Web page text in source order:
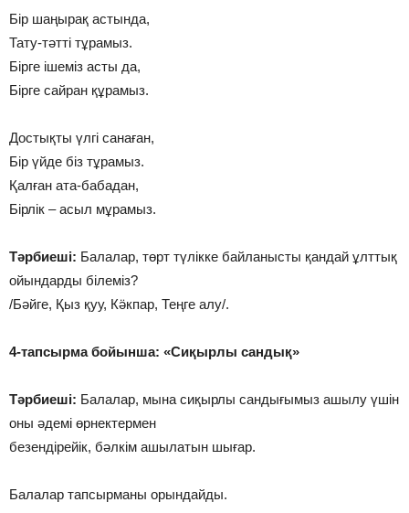
Бір шаңырақ астында,
Тату-тәтті тұрамыз.
Бірге ішеміз асты да,
Бірге сайран құрамыз.
Достықты үлгі санаған,
Бір үйде біз тұрамыз.
Қалған ата-бабадан,
Бірлік – асыл мұрамыз.
Тәрбиеші: Балалар, төрт түлікке байланысты қандай ұлттық
ойындарды білеміз?
/Бәйге, Қыз қуу, Кӛкпар, Теңге алу/.
4-тапсырма бойынша: «Сиқырлы сандық»
Тәрбиеші: Балалар, мына сиқырлы сандығымыз ашылу үшін
оны әдемі өрнектермен
безендірейік, бәлкім ашылатын шығар.
Балалар тапсырманы орындайды.